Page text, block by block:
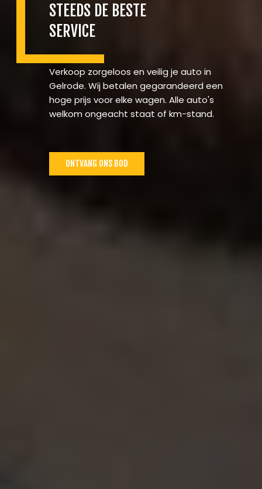
STEEDS DE BESTE
SERVICE
Verkoop zorgeloos en veilig je auto in
Gelrode. Wij betalen gegarandeerd een
hoge prijs voor elke wagen. Alle auto's
welkom ongeacht staat of km-stand.
ONTVANG ONS BOD